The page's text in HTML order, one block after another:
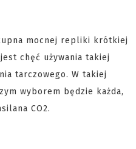
mocnej repliki krótkiej
chęć używania takiej
tarczowego. W takiej
wyborem będzie każda,
CO2.